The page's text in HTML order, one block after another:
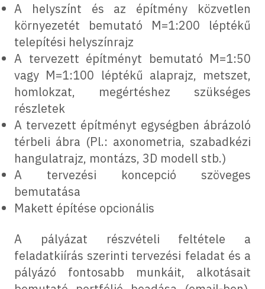
A helyszínt és az építmény közvetlen
környezetét bemutató M=1:200 léptékű
telepítési helyszínrajz
A tervezett építményt bemutató M=1:50
vagy M=1:100 léptékű alaprajz, metszet,
homlokzat, megértéshez szükséges
részletek
A tervezett építményt egységben ábrázoló
térbeli ábra (Pl.: axonometria, szabadkézi
hangulatrajz, montázs, 3D modell stb.)
A tervezési koncepció szöveges
bemutatása
Makett építése opcionális
A pályázat részvételi feltétele a
feladatkiírás szerinti tervezési feladat és a
pályázó fontosabb munkáit, alkotásait